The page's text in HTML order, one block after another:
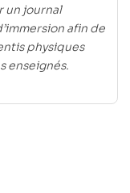
un journal
afin de
physiques
enseignés.